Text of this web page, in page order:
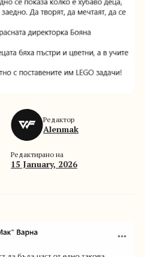
Редактор
Alenmak
Редактирано на
15 January, 2026